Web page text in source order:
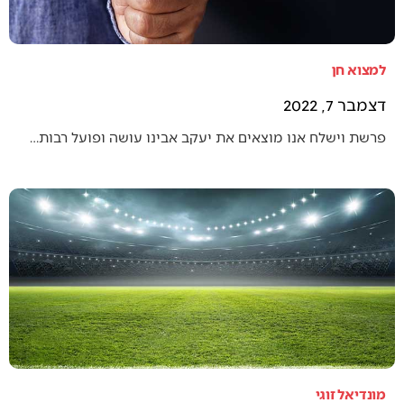
למצוא חן
דצמבר 7, 2022
פרשת וישלח אנו מוצאים את יעקב אבינו עושה ופועל רבות…
מונדיאל זוגי